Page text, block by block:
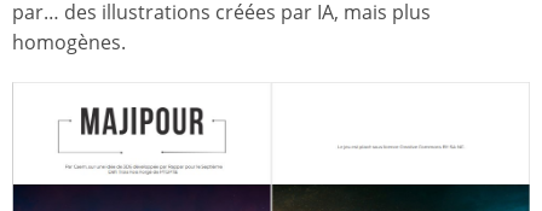
par… des illustrations créées par IA, mais plus
homogènes.